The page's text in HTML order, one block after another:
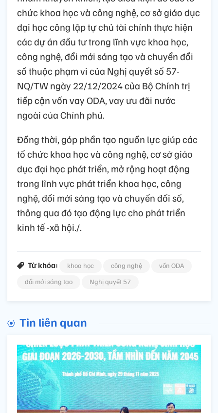
chức khoa học và công nghệ, cơ sở giáo dục
đại học công lập tự chủ tài chính thực hiện
các dự án đầu tư trong lĩnh vực khoa học,
công nghệ, đổi mới sáng tạo và chuyển đổi
số thuộc phạm vi của Nghị quyết số 57-
NQ/TW ngày 22/12/2024 của Bộ Chính trị
tiếp cận vốn vay ODA, vay ưu đãi nước
ngoài của Chính phủ.
Đồng thời, góp phần tạo nguồn lực giúp các
tổ chức khoa học và công nghệ, cơ sở giáo
dục đại học phát triển, mở rộng hoạt động
trong lĩnh vực phát triển khoa học, công
nghệ, đổi mới sáng tạo và chuyển đổi số,
thông qua đó tạo động lực cho phát triển
kinh tế -xã hội./.
Từ khóa: khoa học công nghệ
vốn ODA
đổi mới sáng tạo
Nghị quyết 57
Tin liên quan